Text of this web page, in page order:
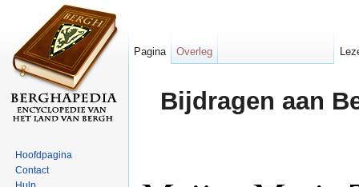
Bijdragen aan
Pagina Overleg
Hoofdpagina
Contact